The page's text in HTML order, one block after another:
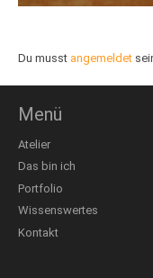
Du musst angemeldet
Menü
Atelier
Das bin ich
Portfolio
Wissenswertes
Kontakt